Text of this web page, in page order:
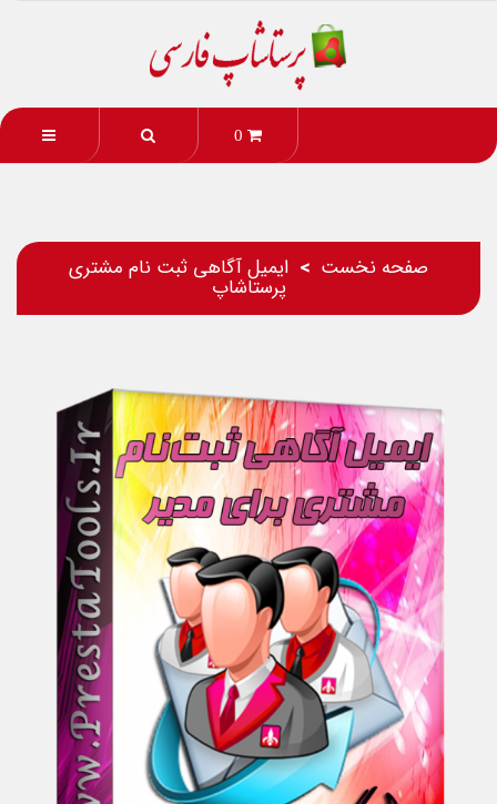
0
صفحه نخست ایمیل آگاهی ثبت نام مشتری
پرستاشاپ